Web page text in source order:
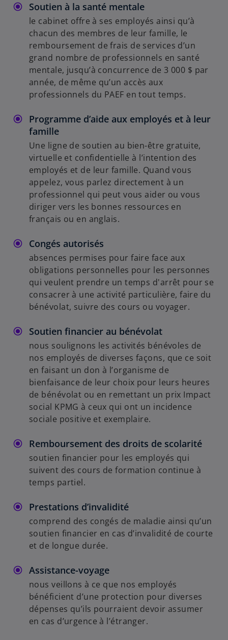
Soutien à la santé mentale
le cabinet offre à ses employés ainsi qu’à
chacun des membres de leur famille, le
remboursement de frais de services d’un
grand nombre de professionnels en santé
mentale, jusqu’à concurrence de 3 000 $ par
année, de même qu’un accès aux
professionnels du PAEF en tout temps.
Programme d’aide aux employés et à leur
famille
Une ligne de soutien au bien-être gratuite,
virtuelle et confidentielle à l’intention des
employés et de leur famille. Quand vous
appelez, vous parlez directement à un
professionnel qui peut vous aider ou vous
diriger vers les bonnes ressources en
français ou en anglais.
Congés autorisés
absences permises pour faire face aux
obligations personnelles pour les personnes
qui veulent prendre un temps d'arrêt pour se
consacrer à une activité particulière, faire du
bénévolat, suivre des cours ou voyager.
Soutien financier au bénévolat
nous soulignons les activités bénévoles de
nos employés de diverses façons, que ce soit
en faisant un don à l’organisme de
bienfaisance de leur choix pour leurs heures
de bénévolat ou en remettant un prix Impact
social KPMG à ceux qui ont un incidence
sociale positive et exemplaire.
Remboursement des droits de scolarité
soutien financier pour les employés qui
suivent des cours de formation continue à
temps partiel.
Prestations d’invalidité
comprend des congés de maladie ainsi qu’un
soutien financier en cas d’invalidité de courte
et de longue durée.
Assistance-voyage
nous veillons à ce que nos employés
bénéficient d’une protection pour diverses
dépenses qu’ils pourraient devoir assumer
en cas d’urgence à l’étranger.